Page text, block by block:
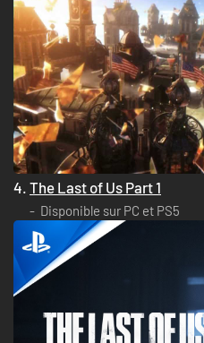
4. The Last of Us Part 1
Disponible sur PC et PS5